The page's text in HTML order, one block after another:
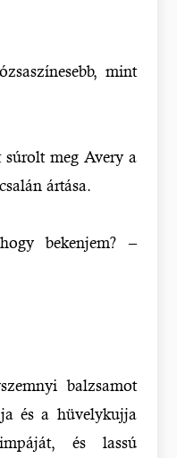
mint
meg Avery a
ártása.
bekenjem? –
balzsamot
és a hüvelykujja
és lassú